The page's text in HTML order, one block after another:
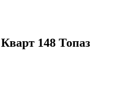
148 Топаз